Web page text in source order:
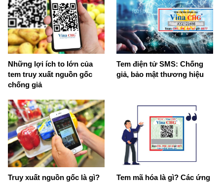
Những lợi ích to lớn của
tem truy xuất nguồn gốc
chống giả
Tem điện tử SMS: Chống
giả, bảo mật thương hiệu
Truy xuất nguồn gốc là gì?
Tem mã hóa là gì? Các ứng